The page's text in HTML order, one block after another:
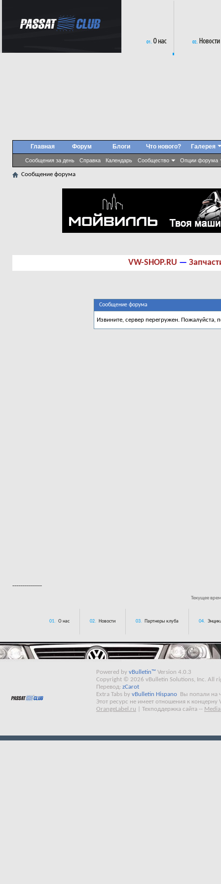
Главная Форум
Сообщения за день Справка Календарь Сообщество Опции форума
Блоги Что нового? Галерея
Сообщение форума
VW-SHOP.RU —
Сообщение форума
Извините, сервер перегружен. Пожалуйста,
---------------
Текущее
01. О нас 02. Новости 03. Партнеры клуба 04.
Powered by vBulletin™ Version 4.0.3
Copyright © 2026 vBulletin Solutions, Inc. All
Перевод: zCarot
Extra Tabs by vBulletin Hispano
Вы попали на
Этот ресурс не имеет отношения к концерну
OrangeLabel.ru
Техподдержка сайта --